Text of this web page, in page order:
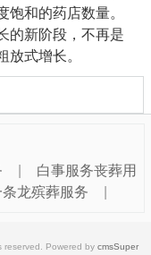
和的药店数量。
的新阶段，不再是
式增长。
白事服务丧葬用
条龙殡葬服务
reserved. Powered by cmsSuper